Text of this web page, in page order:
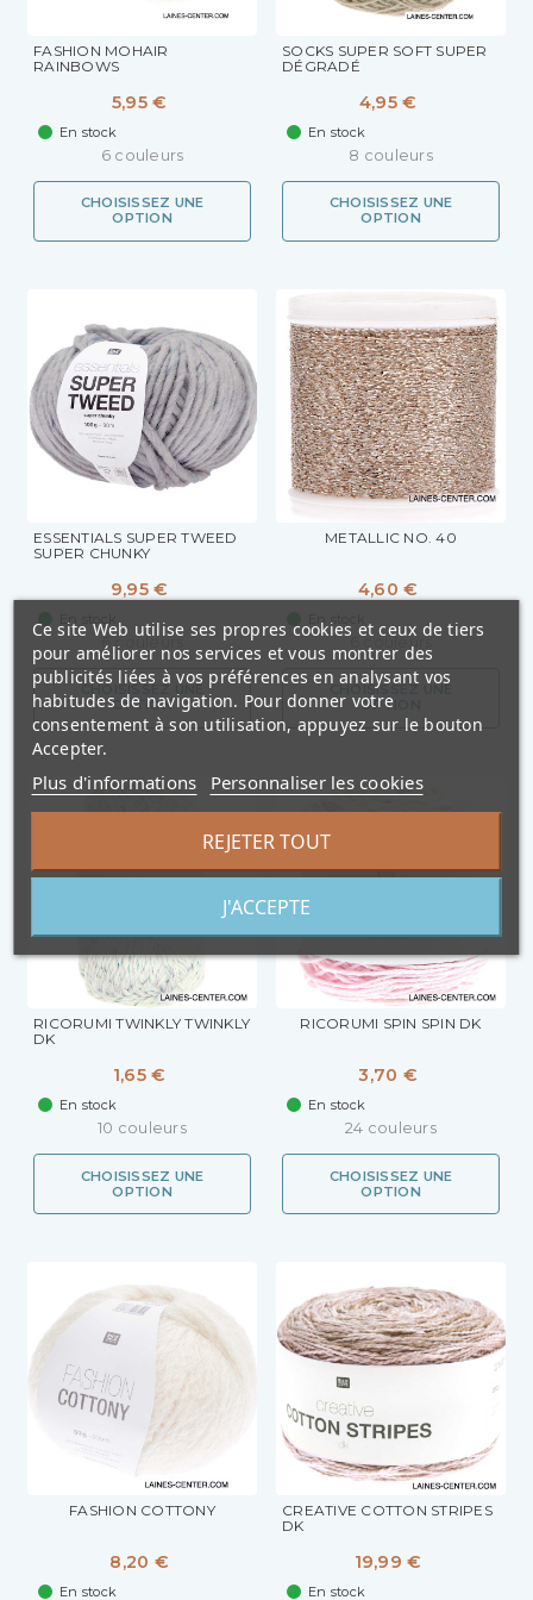
FASHION MOHAIR
RAINBOWS
5,95 €
En stock
6 couleurs
CHOISISSEZ UNE
OPTION
SOCKS SUPER SOFT SUPER
DÉGRADÉ
4,95 €
En stock
8 couleurs
CHOISISSEZ UNE
OPTION
ESSENTIALS SUPER TWEED
SUPER CHUNKY
9,95 €
6 couleurs
OPTION
METALLIC NO. 40
4,60 €
6 couleurs
CHOISISSEZ UNE
OPTION
RICORUMI TWINKLY TWINKLY
DK
1,65 €
En stock
10 couleurs
CHOISISSEZ UNE
OPTION
RICORUMI SPIN SPIN DK
3,70 €
En stock
24 couleurs
CHOISISSEZ UNE
OPTION
FASHION COTTONY
8,20 €
En stock
CREATIVE COTTON STRIPES
DK
19,99 €
En stock
Ce site Web utilise ses propres cookies et ceux de tiers
pour améliorer nos services et vous montrer des
publicités liées à vos préférences en analysant vos
habitudes de navigation. Pour donner votre
consentement à son utilisation, appuyez sur le bouton
Accepter.
Plus d'informations Personnaliser les cookies
REJETER TOUT
J'ACCEPTE